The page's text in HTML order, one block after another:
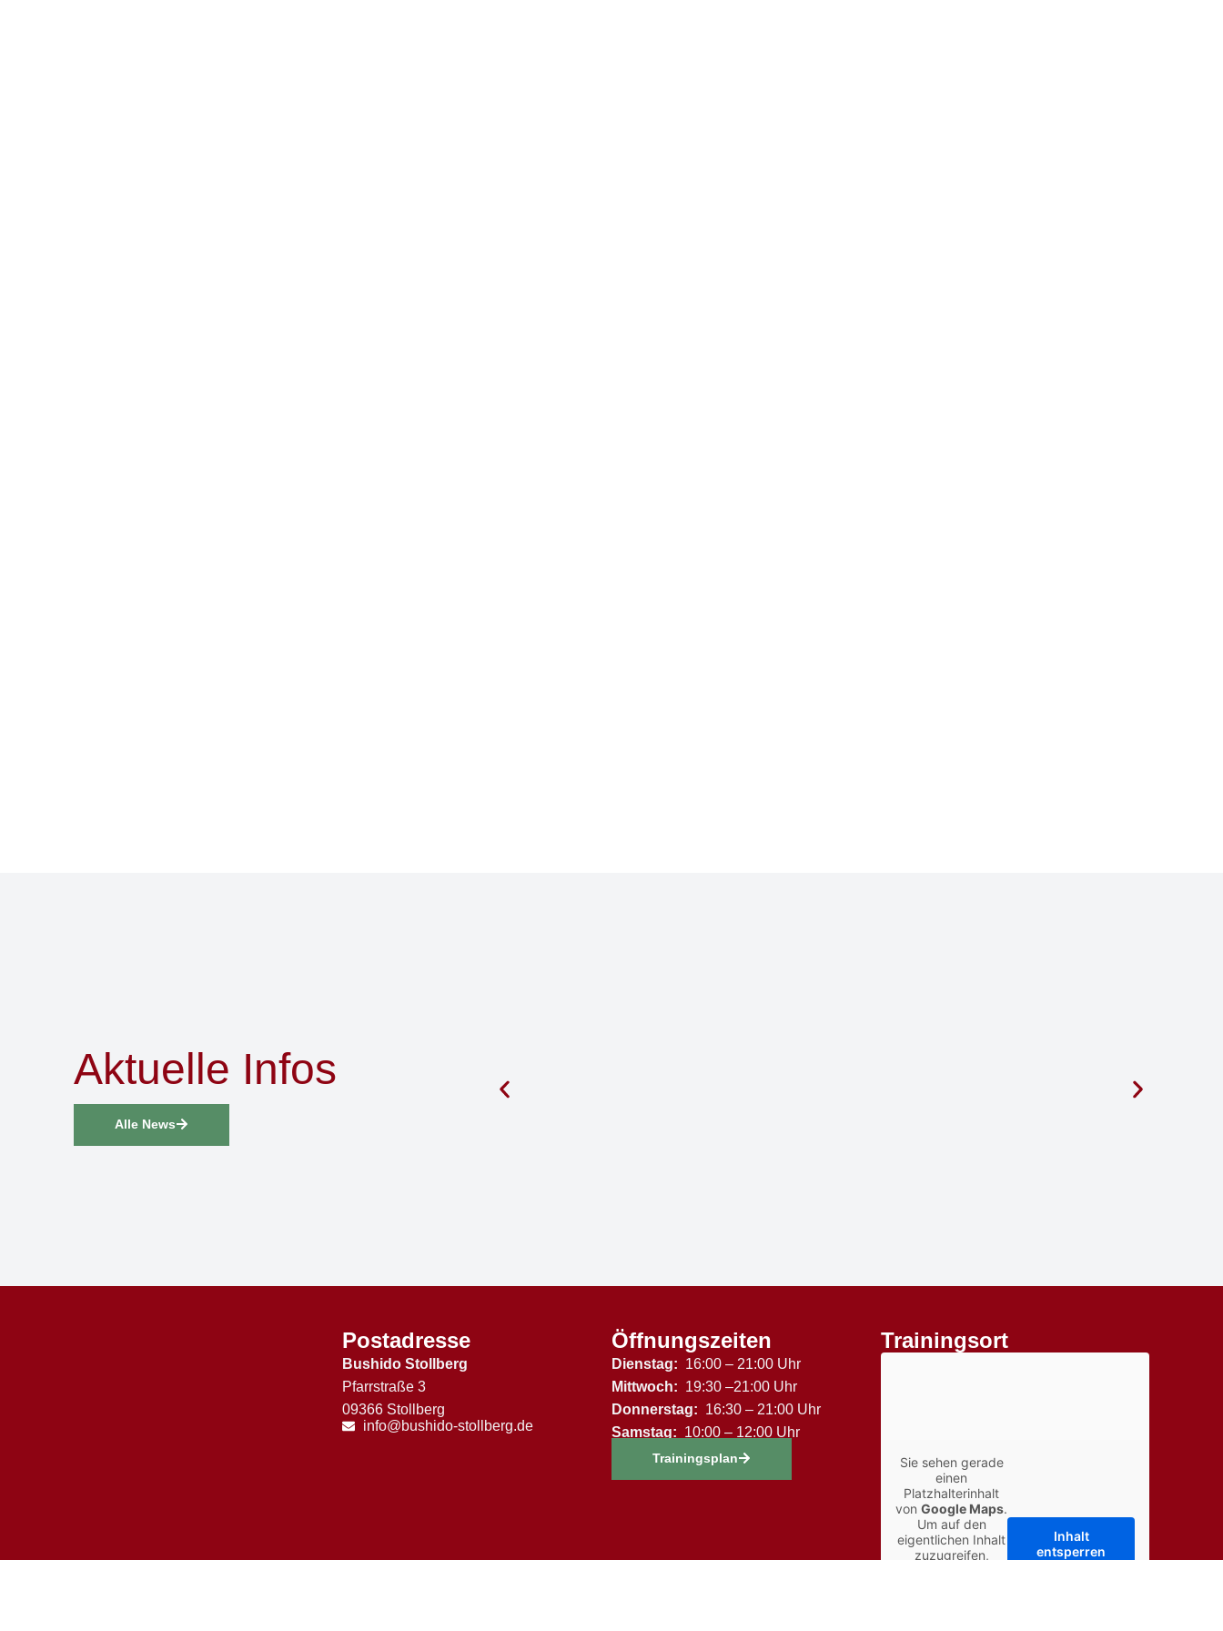
Aktuelle Infos
Alle News
Postadresse
Bushido Stollberg
Pfarrstraße 3
09366 Stollberg
info@bushido-stollberg.de
Öffnungszeiten
Dienstag: 16:00 – 21:00 Uhr
Mittwoch: 19:30 –21:00 Uhr
Donnerstag: 16:30 – 21:00 Uhr
Samstag: 10:00 – 12:00 Uhr
Trainingsplan
Trainingsort
Sie sehen gerade
einen
Platzhalterinhalt
vonGoogle Maps.
Um auf den
eigentlichen Inhalt
zuzugreifen,
Inhalt
entsperren